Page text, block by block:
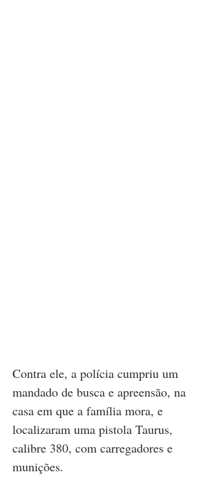
Contra ele, a polícia cumpriu um
mandado de busca e apreensão, na
casa em que a família mora, e
localizaram uma pistola Taurus,
calibre 380, com carregadores e
munições.